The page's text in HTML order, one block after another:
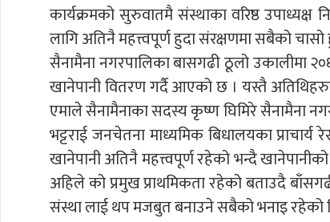
कार्यक्रमको सुरुवातमै संस्थाका वरिष्ठ
लागि अतिनै महत्त्वपूर्ण हुदा संरक्षणमा सबैको
सैनामैना नगरपालिका बासगढी ठूलो उकालीमा
खानेपानी वितरण गर्दै आएको छ । यस्तै
एमाले सैनामैनाका सदस्य कृष्ण घिमिरे सैनामैना
भट्टराई जनचेतना माध्यमिक बिधालयका
खानेपानी अतिनै महत्त्वपूर्ण रहेको भन्दै
अहिले को प्रमुख प्राथमिकता रहेको बताउदै
संस्था लाई थप मजबुत बनाउने सबैको भनाइ रहेको